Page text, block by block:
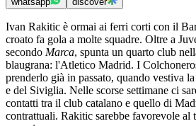
Ivan Rakitic è ormai ai ferri corti con il
croato fa gola a molte squadre. Oltre a
secondo Marca, spunta un quarto club
blaugrana: l'Atletico Madrid. I
prenderlo già in passato, quando vestiva
e del Siviglia. Nelle scorse settimane ci
contatti tra il club catalano e quello di
contrattuali. Rakitic sarebbe favorevole al